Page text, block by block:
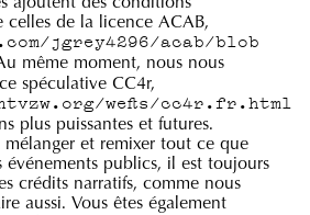
celles de la licence ACAB,
jgrey4296/acab/blob
même moment, nous nous
spéculative CC4r,
wefts/cc4r.fr.html
plus puissantes et futures.
et remixer tout ce que
événements publics, il est toujours
crédits narratifs, comme nous
aussi. Vous êtes également